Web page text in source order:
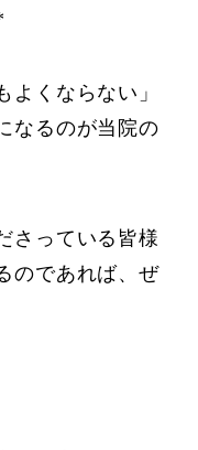
よくならない」
なるのが当院の
さっている皆様
のであれば、ぜ